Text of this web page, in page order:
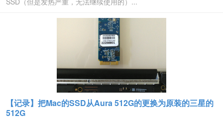
【记录】把Mac的SSD从Aura 512G的更换为原装的三星的
512G